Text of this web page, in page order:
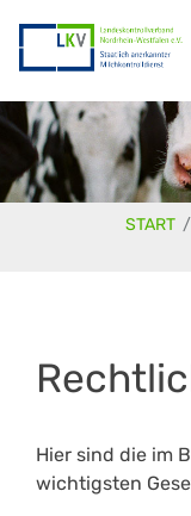
START
Hier sind die im
wichtigsten